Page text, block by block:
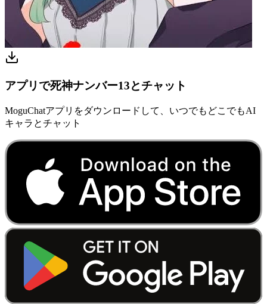
アプリで死神ナンバー13とチャット
MoguChatアプリをダウンロードして、いつでもどこでもAI
キャラとチャット